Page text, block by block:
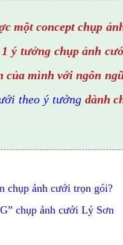
một concept chụp
ý tưởng chụp ảnh
của mình với ngôn
theo ý tưởngdành
chụp ảnh cưới trọn gói?
chụp ảnh cưới Lý Sơn